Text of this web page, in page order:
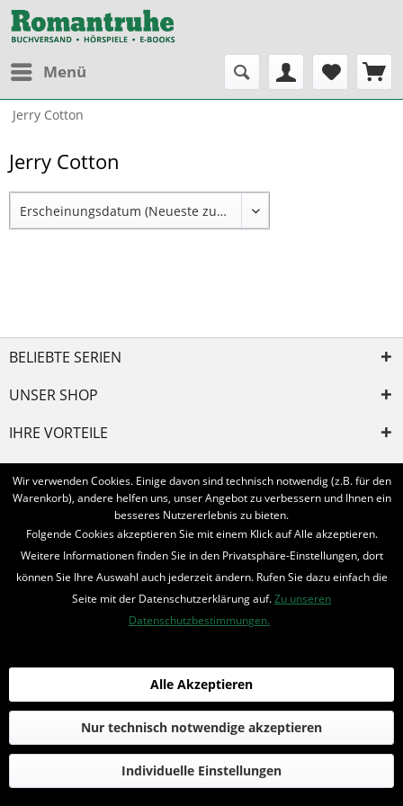
Menü
Jerry Cotton
Jerry Cotton
BELIEBTE SERIEN
UNSER SHOP
IHRE VORTEILE
INFORMIERT BLEIBEN
Bestellung widerrufen
* Alle Preise inkl. MwSt. und zzgl. Bearbeitungspauschale
© 2016-2022 Romantruhe - Buchversand, Joachim Otto
die profilschmiede - Internetagentur
Wir verwenden Cookies. Einige davon sind technisch notwendig (z.B. für den
Warenkorb), andere helfen uns, unser Angebot zu verbessern und Ihnen ein
besseres Nutzererlebnis zu bieten.
Folgende Cookies akzeptieren Sie mit einem Klick auf Alle akzeptieren.
Weitere Informationen finden Sie in den Privatsphäre-Einstellungen, dort
können Sie Ihre Auswahl auch jederzeit ändern. Rufen Sie dazu einfach die
Seite mit der Datenschutzerklärung auf.Zu unseren
Datenschutzbestimmungen.
Individuelle Einstellungen
Nur technisch notwendige akzeptieren
Alle Akzeptieren